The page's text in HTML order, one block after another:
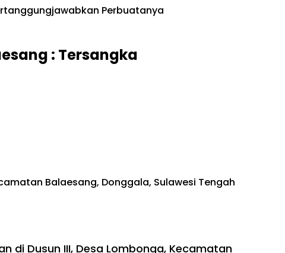
Perbuatanya
: Tersangka
Balaesang, Donggala, Sulawesi Tengah
di Dusun III, Desa Lombonga, Kecamatan